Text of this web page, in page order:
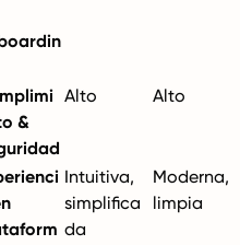
&
Alto Alto
Intuitiva,
simplifica
da
Moderna,
limpia